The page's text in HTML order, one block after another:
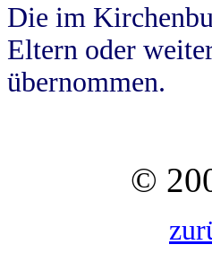
Die im
Eltern oder
übernommen.
©